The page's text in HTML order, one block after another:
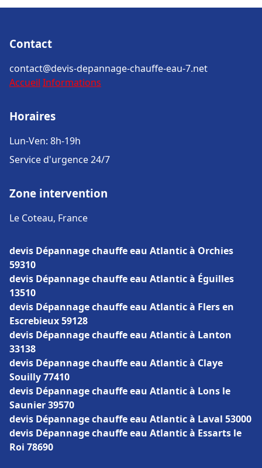
Contact
contact@devis-depannage-chauffe-eau-7.net
Accueil Informations
Horaires
Lun-Ven: 8h-19h
Service d'urgence 24/7
Zone intervention
Le Coteau, France
devis Dépannage chauffe eau Atlantic à Orchies
59310
devis Dépannage chauffe eau Atlantic à Éguilles
13510
devis Dépannage chauffe eau Atlantic à Flers en
Escrebieux 59128
devis Dépannage chauffe eau Atlantic à Lanton
33138
devis Dépannage chauffe eau Atlantic à Claye
Souilly 77410
devis Dépannage chauffe eau Atlantic à Lons le
Saunier 39570
devis Dépannage chauffe eau Atlantic à Laval 53000
devis Dépannage chauffe eau Atlantic à Essarts le
Roi 78690